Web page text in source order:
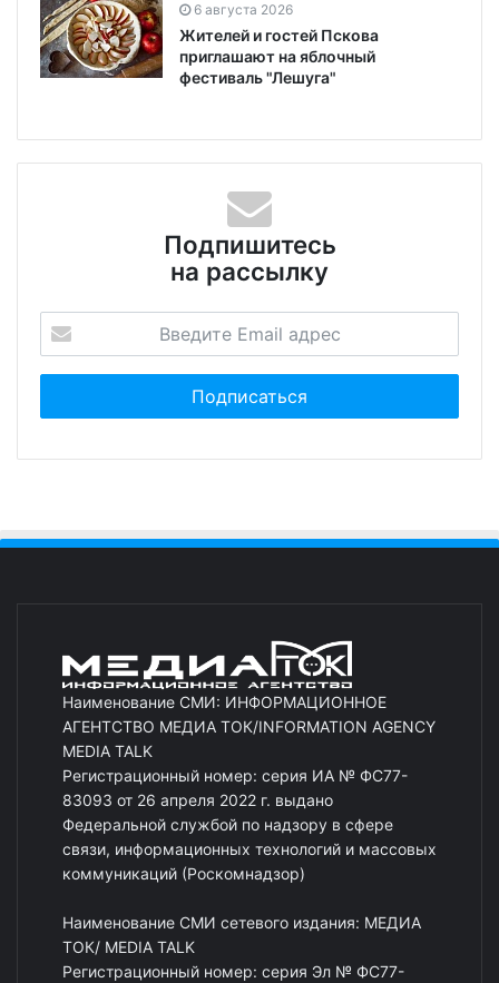
6 августа 2026
Жителей и гостей Пскова
приглашают на яблочный
фестиваль "Лешуга"
Подпишитесь
на рассылку
Наименование СМИ: ИНФОРМАЦИОННОЕ
АГЕНТСТВО МЕДИА ТОК/INFORMATION AGENCY
MEDIA TALK
Регистрационный номер: серия ИА № ФС77-
83093 от 26 апреля 2022 г. выдано
Федеральной службой по надзору в сфере
связи, информационных технологий и массовых
коммуникаций (Роскомнадзор)
Наименование СМИ сетевого издания: МЕДИА
ТОК/ MEDIA TALK
Регистрационный номер: серия Эл № ФС77-